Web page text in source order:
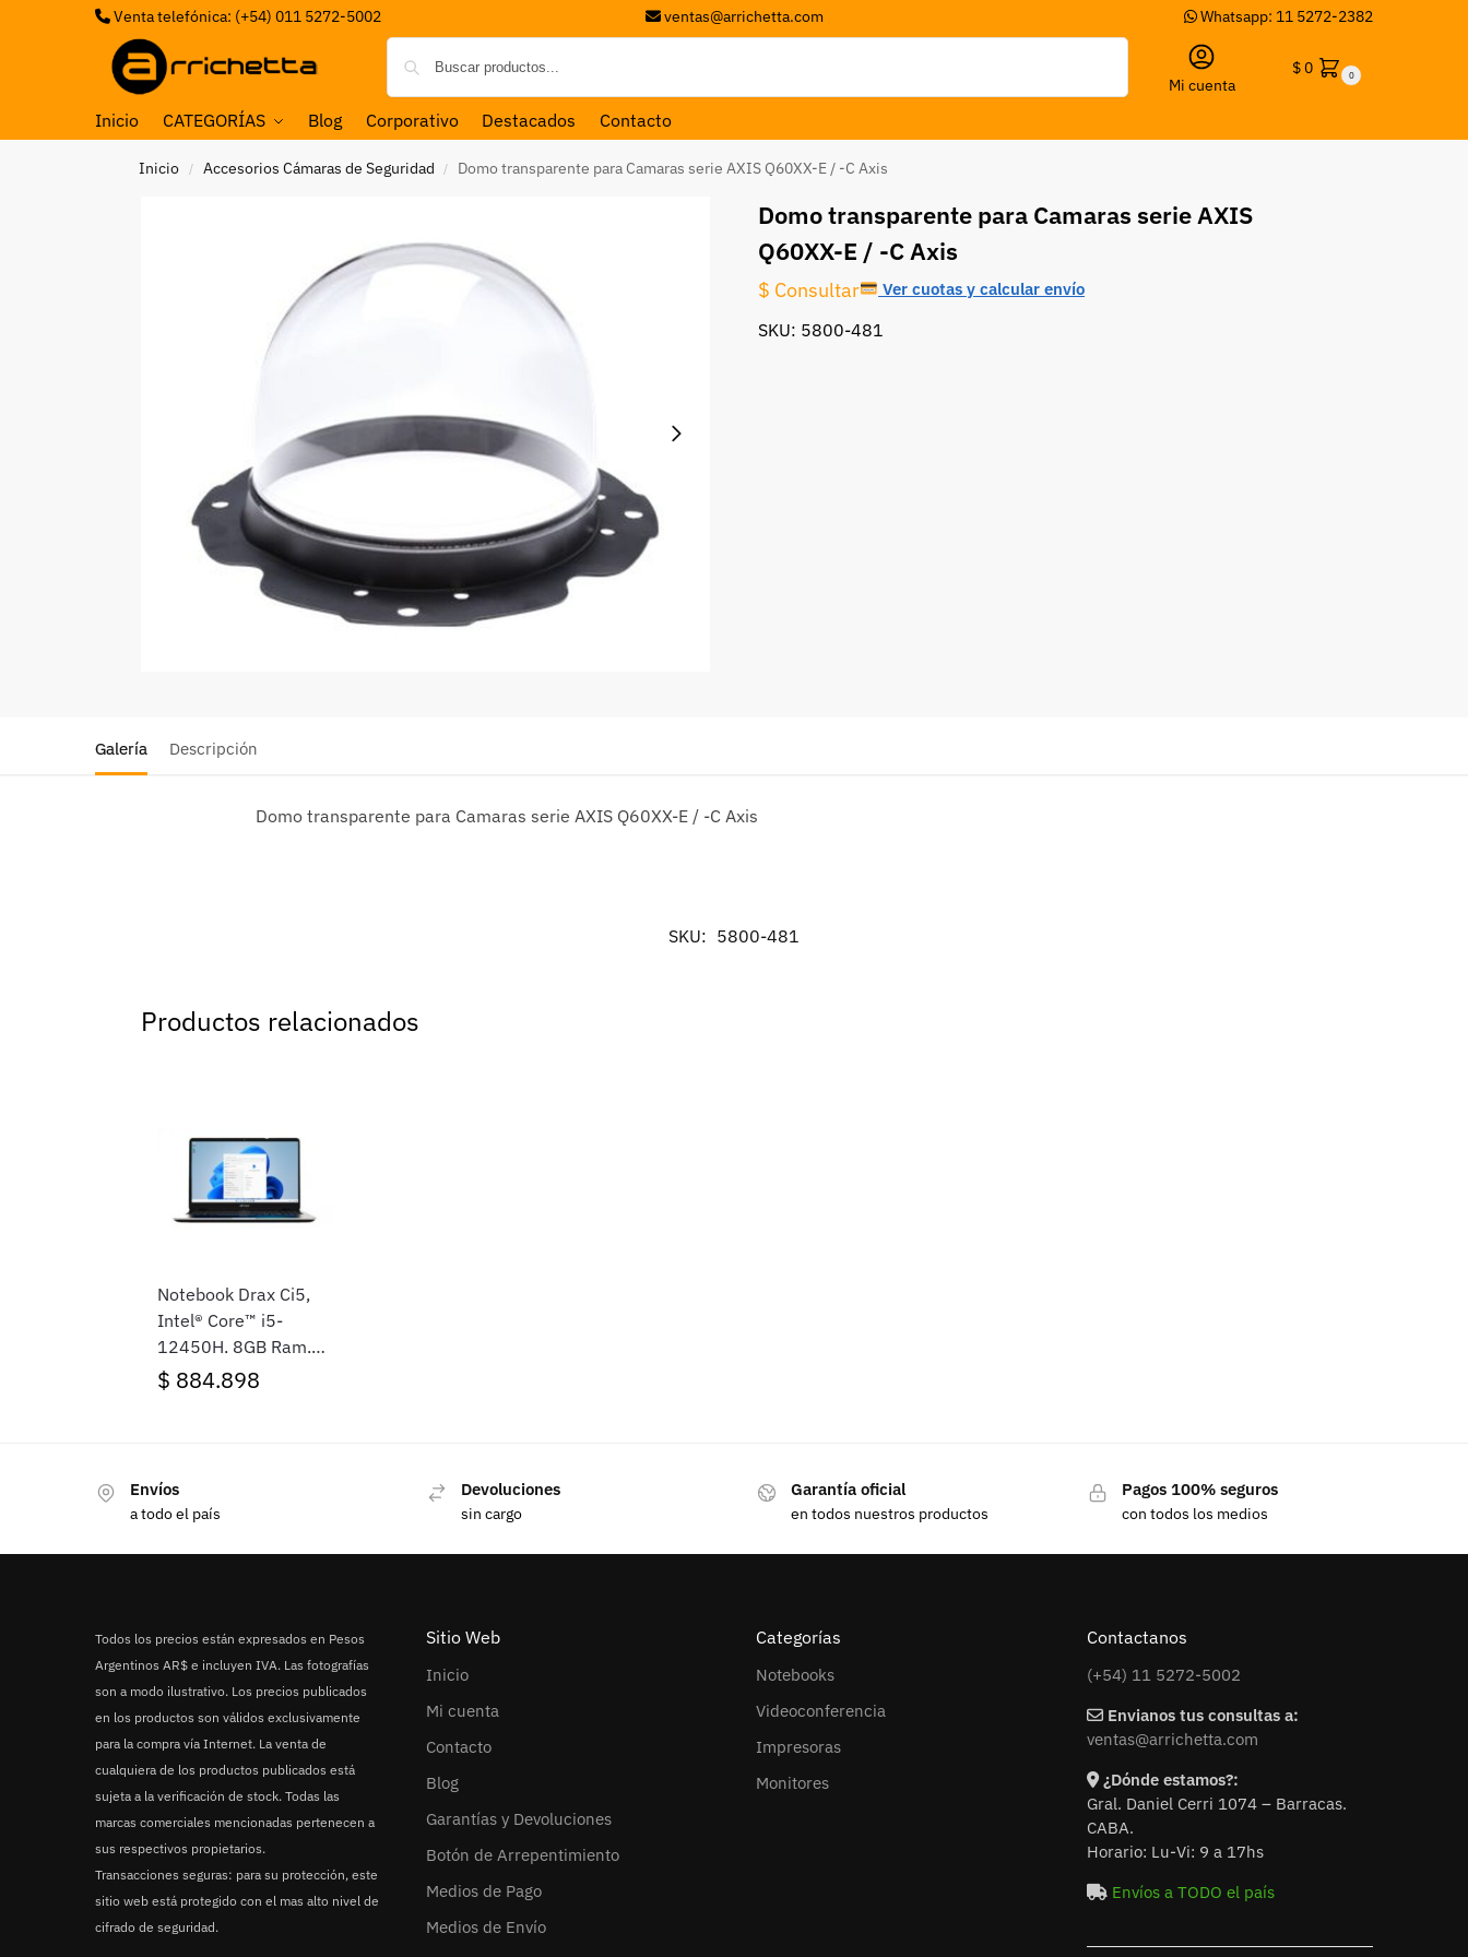
Venta telefónica: (+54) 011 5272-5002 ventas@arrichetta.com Whatsapp: 11 5272-2382
Mi cuenta
$0 0
Inicio CATEGORÍAS Blog Corporativo Destacados Contacto
Inicio / Accesorios Cámaras de Seguridad / Domo transparente para Camaras serie AXIS Q60XX-E / -C Axis
Domo transparente para Camaras serie AXIS
Q60XX-E / -C Axis
$ Consultar
Ver cuotas y calcular envío
SKU: 5800-481
Galería Descripción
Domo transparente para Camaras serie AXIS Q60XX-E / -C Axis
SKU: 5800-481
Productos relacionados
Notebook Drax Ci5,
Intel® Core™ i5-
12450H, 8GB Ram,
512GB SSD, 15.6″
$ 884.898
Envíos
a todo el país
Devoluciones
sin cargo
Garantía oficial
en todos nuestros productos
Pagos 100% seguros
con todos los medios
Todos los precios están expresados en Pesos
Argentinos AR$ e incluyen IVA. Las fotografías
son a modo ilustrativo. Los precios publicados
en los productos son válidos exclusivamente
para la compra vía Internet. La venta de
cualquiera de los productos publicados está
sujeta a la verificación de stock. Todas las
marcas comerciales mencionadas pertenecen a
sus respectivos propietarios.
Transacciones seguras: para su protección, este
sitio web está protegido con el mas alto nivel de
cifrado de seguridad.
Sitio Web
Inicio
Mi cuenta
Contacto
Blog
Garantías y Devoluciones
Botón de Arrepentimiento
Medios de Pago
Medios de Envío
Categorías
Notebooks
Videoconferencia
Impresoras
Monitores
Contactanos
(+54) 11 5272-5002
Envianos tus consultas a:
ventas@arrichetta.com
¿Dónde estamos?:
Gral. Daniel Cerri 1074 – Barracas.
CABA.
Horario: Lu-Vi: 9 a 17hs
Envíos a TODO el país